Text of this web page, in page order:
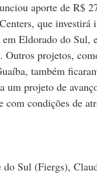
aporte de R$
que investirá
Eldorado do Sul,
Outros projetos,
também
um projeto de
com condições de
do Sul (Fiergs),